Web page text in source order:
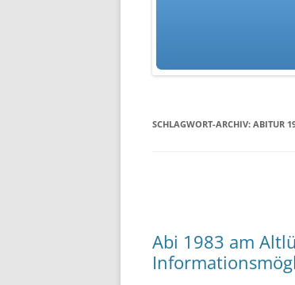
SCHLAGWORT-ARCHIV: ABITUR
Abi 1983 am